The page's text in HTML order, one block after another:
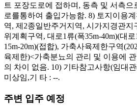
트 포장도로에 접하며, 동측 및 서측으
로를통하여 출입가능함. 8) 토지이용
역, 제2종일반주거지역, 시가지경관지
위계획구역, 대로1류(폭35m-40m)(대
15m-20m)(접합), 가축사육제한구역
육제한)<가축분뇨의 관리 및 이용에
의 차이 없음. 10) 기타참고사항(임대
미상임,기 타 : --.
주변 입주 예정